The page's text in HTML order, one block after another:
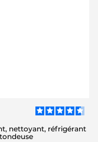
nettoyant, réfrigérant